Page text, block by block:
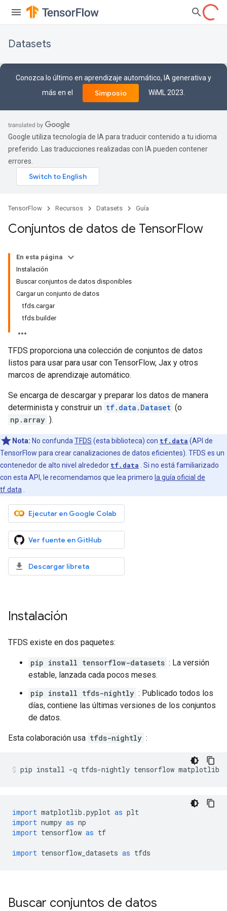
Datasets
Conozca lo último en aprendizaje automático, IA generativa y
más en el
Simposio WiML 2023.
Google utiliza tecnología de IA para traducir contenido a tu idioma
preferido. Las traducciones realizadas con IA pueden contener
errores.
TensorFlow Recursos Datasets Guía
Conjuntos de datos de TensorFlow
En esta página
Instalación
Buscar conjuntos de datos disponibles
Cargar un conjunto de datos
tfds.cargar
tfds.builder
TFDS proporciona una colección de conjuntos de datos
listos para usar para usar con TensorFlow, Jax y otros
marcos de aprendizaje automático.
Se encarga de descargar y preparar los datos de manera
determinista y construir un tf.data.Dataset (o
np.array ).
Nota: No confunda TFDS (esta biblioteca) con tf.data (API de
TensorFlow para crear canalizaciones de datos eficientes). TFDS es un
contenedor de alto nivel alrededor tf.data . Si no está familiarizado
con esta API, le recomendamos que lea primero la guía oficial de
tf.data
Ejecutar en Google Colab
Ver fuente en GitHub
Descargar libreta
Instalación
TFDS existe en dos paquetes:
pip install tensorflow-datasets : La versión
estable, lanzada cada pocos meses.
pip install tfds-nightly : Publicado todos los
días, contiene las últimas versiones de los conjuntos
de datos.
Esta colaboración usa tfds-nightly :
pip install -q tfds-nightly tensorflow matplotlib
import matplotlib .pyplot as plt
import numpy as np
import tensorflow as tf
import tensorflow_datasets as tfds
Buscar conjuntos de datos